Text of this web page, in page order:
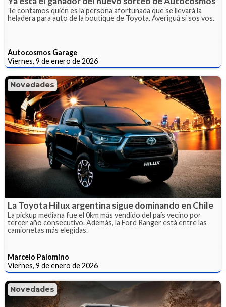
Te contamos quién es la persona afortunada que se llevará la
heladera para auto de la boutique de Toyota. Averiguá si sos vos.
Autocosmos Garage
Viernes, 9 de enero de 2026
Novedades
La Toyota Hilux argentina sigue dominando en Chile
La pickup mediana fue el 0km más vendido del país vecino por
tercer año consecutivo. Además, la Ford Ranger está entre las
camionetas más elegidas.
Marcelo Palomino
Viernes, 9 de enero de 2026
Novedades